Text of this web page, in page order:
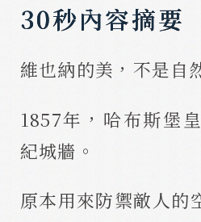
30秒內容摘要
維也納的美，不是自
1857年，哈布斯堡
紀城牆。
原本用來防禦敵人的